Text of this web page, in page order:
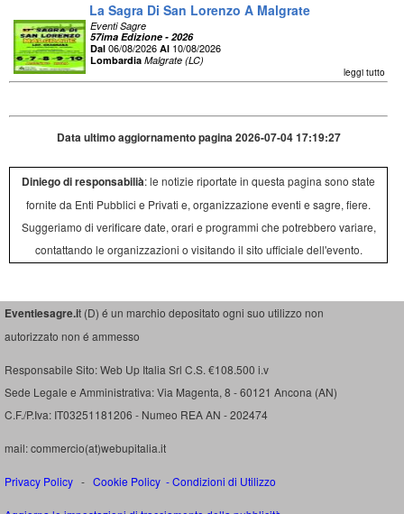
La Sagra Di San Lorenzo A Malgrate
Eventi Sagre
57ima Edizione - 2026
Dal 06/08/2026 Al 10/08/2026
Lombardia Malgrate (LC)
leggi tutto
Data ultimo aggiornamento pagina 2026-07-04 17:19:27
Diniego di responsabilià: le notizie riportate in questa pagina sono state
fornite da Enti Pubblici e Privati e, organizzazione eventi e sagre, fiere.
Suggeriamo di verificare date, orari e programmi che potrebbero variare,
contattando le organizzazioni o visitando il sito ufficiale dell'evento.
Eventiesagre.it (D) é un marchio depositato ogni suo utilizzo non
autorizzato non é ammesso
Responsabile Sito: Web Up Italia Srl C.S. €108.500 i.v
Sede Legale e Amministrativa: Via Magenta, 8 - 60121 Ancona (AN)
C.F./P.Iva: IT03251181206 - Numeo REA AN - 202474
mail: commercio(at)webupitalia.it
Privacy Policy - Cookie Policy -Condizioni di Utilizzo